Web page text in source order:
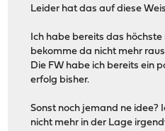
Leider hat das auf diese
Ich habe bereits das
bekomme da nicht mehr
Die FW habe ich bereits ein
erfolg bisher.
Sonst noch jemand ne idee?
nicht mehr in der Lage